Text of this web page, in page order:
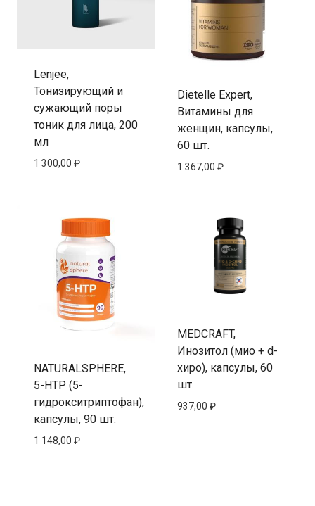
Lenjee,
Тонизирующий и
сужающий поры
тоник для лица, 200
мл
1 300,00 ₽
Dietelle Expert,
Витамины для
женщин, капсулы,
60 шт.
1 367,00 ₽
NATURALSPHERE,
5-HTP (5-
гидрокситриптофан),
капсулы, 90 шт.
1 148,00 ₽
MEDCRAFT,
Инозитол (мио + d-
хиро), капсулы, 60
шт.
937,00 ₽